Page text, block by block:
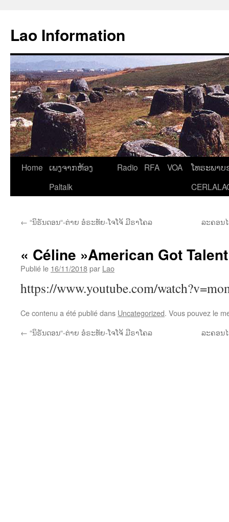
contenu
Lao Information
Home
ເພງຈາກຫ້ອງ
Paltalk
Radio RFA VOA
ໂທຣະພາບ
← “ນິຣັນດອນ“-ຕ່າຍ ອໍຣະທັຍ-ໂຈໂຈ້ ມີຣາໂຄລ ລະຄອນ
« Céline »American Got
Publié le 16/11/2018par Lao
https://www.youtube.com/
Ce contenu a été publié dans Uncategorized. Vous pouvez le
← “ນິຣັນດອນ“-ຕ່າຍ ອໍຣະທັຍ-ໂຈໂຈ້ ມີຣາໂຄລ ລະຄອນ